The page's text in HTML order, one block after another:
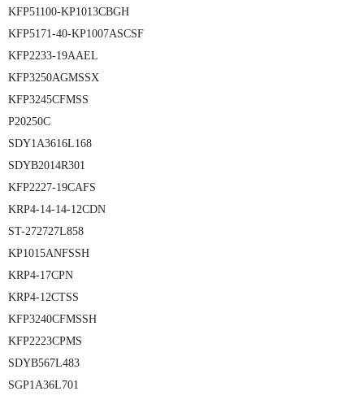
KFP51100-KP1013CBGH
KFP5171-40-KP1007ASCSF
KFP2233-19AAEL
KFP3250AGMSSX
KFP3245CFMSS
P20250C
SDY1A3616L168
SDYB2014R301
KFP2227-19CAFS
KRP4-14-14-12CDN
ST-272727L858
KP1015ANFSSH
KRP4-17CPN
KRP4-12CTSS
KFP3240CFMSSH
KFP2223CPMS
SDYB567L483
SGP1A36L701